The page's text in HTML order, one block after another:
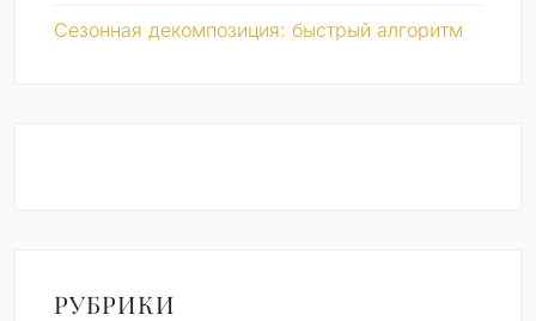
Сезонная декомпозиция: быстрый алгоритм
РУБРИКИ